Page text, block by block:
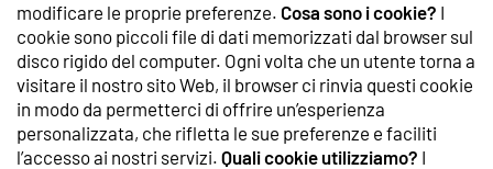
modificare le proprie preferenze. Cosa sono i cookie? I
cookie sono piccoli file di dati memorizzati dal browser sul
disco rigido del computer. Ogni volta che un utente torna a
visitare il nostro sito Web, il browser ci rinvia questi cookie
in modo da permetterci di offrire un’esperienza
personalizzata, che rifletta le sue preferenze e faciliti
l’accesso ai nostri servizi. Quali cookie utilizziamo? I